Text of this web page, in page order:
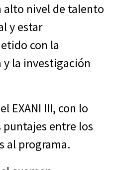
alto nivel de talento
y estar
con la
y la investigación
EXANI III, con lo
puntajes entre los
al programa.